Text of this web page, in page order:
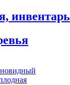
инвентарь